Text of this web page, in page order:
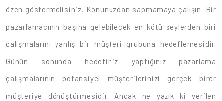
özen göstermelisiniz. Konunuzdan sapmamaya çalışın. Bir
pazarlamacının başına gelebilecek en kötü şeylerden biri
çalışmalarını yanlış bir müşteri grubuna hedeflemesidir.
Günün sonunda hedefiniz yaptığınız pazarlama
çalışmalarının potansiyel müşterilerinizi gerçek birer
müşteriye dönüştürmesidir. Ancak ne yazık ki verilen